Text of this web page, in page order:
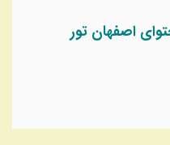
اصفهان تور